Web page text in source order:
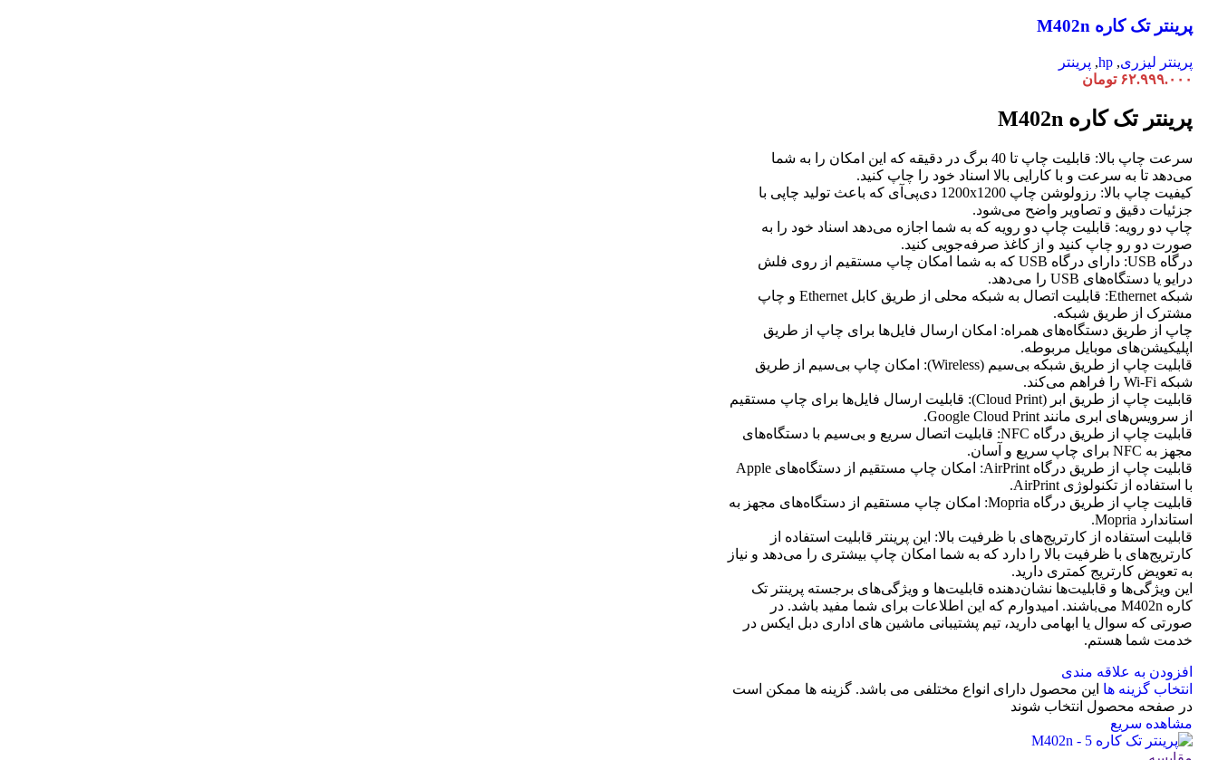
پرینتر تک کاره M402n
پرینتر لیزری,
hp
, پرینتر
۶۲.۹۹۹.۰۰۰ تومان
پرینتر تک کاره M402n
سرعت چاپ بالا: قابلیت چاپ تا 40 برگ در دقیقه که این امکان را به شما
می‌دهد تا به سرعت و با کارایی بالا اسناد خود را چاپ کنید.
کیفیت چاپ بالا: رزولوشن چاپ 1200x1200 دی‌پی‌آی که باعث تولید چاپی با
جزئیات دقیق و تصاویر واضح می‌شود.
چاپ دو رویه: قابلیت چاپ دو رویه که به شما اجازه می‌دهد اسناد خود را به
صورت دو رو چاپ کنید و از کاغذ صرفه‌جویی کنید.
درگاه USB: دارای درگاه USB که به شما امکان چاپ مستقیم از روی فلش
درایو یا دستگاه‌های USB را می‌دهد.
شبکه Ethernet: قابلیت اتصال به شبکه محلی از طریق کابل Ethernet و چاپ
مشترک از طریق شبکه.
چاپ از طریق دستگاه‌های همراه: امکان ارسال فایل‌ها برای چاپ از طریق
اپلیکیشن‌های موبایل مربوطه.
قابلیت چاپ از طریق شبکه بی‌سیم (Wireless): امکان چاپ بی‌سیم از طریق
شبکه Wi-Fi را فراهم می‌کند.
قابلیت چاپ از طریق ابر (Cloud Print): قابلیت ارسال فایل‌ها برای چاپ مستقیم
از سرویس‌های ابری مانند Google Cloud Print.
قابلیت چاپ از طریق درگاه NFC: قابلیت اتصال سریع و بی‌سیم با دستگاه‌های
مجهز به NFC برای چاپ سریع و آسان.
قابلیت چاپ از طریق درگاه AirPrint: امکان چاپ مستقیم از دستگاه‌های Apple
با استفاده از تکنولوژی AirPrint.
قابلیت چاپ از طریق درگاه Mopria: امکان چاپ مستقیم از دستگاه‌های مجهز به
استاندارد Mopria.
قابلیت استفاده از کارتریج‌های با ظرفیت بالا: این پرینتر قابلیت استفاده از
کارتریج‌های با ظرفیت بالا را دارد که به شما امکان چاپ بیشتری را می‌دهد و نیاز
به تعویض کارتریج کمتری دارید.
این ویژگی‌ها و قابلیت‌ها نشان‌دهنده قابلیت‌ها و ویژگی‌های برجسته پرینتر تک
کاره M402n می‌باشند. امیدوارم که این اطلاعات برای شما مفید باشد. در
صورتی که سوال یا ابهامی دارید، تیم پشتیبانی ماشین های اداری دبل ایکس در
خدمت شما هستم.
افزودن به علاقه مندی
انتخاب گزینه ها این محصول دارای انواع مختلفی می باشد. گزینه ها ممکن است
در صفحه محصول انتخاب شوند
مشاهده سریع